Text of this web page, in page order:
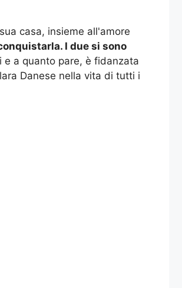
casa, insieme all'amore
I due si sono
a quanto pare, è fidanzata
Danese nella vita di tutti i